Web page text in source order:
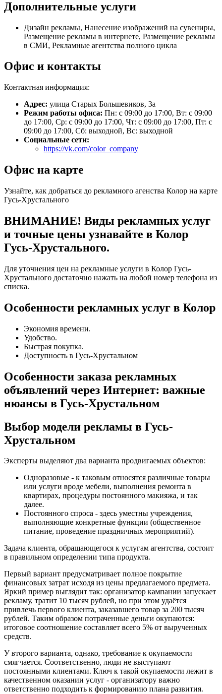
Дополнительные услуги
Дизайн рекламы, Нанесение изображений на сувениры,
Размещение рекламы в интернете, Размещение рекламы
в СМИ, Рекламные агентства полного цикла
Офис и контакты
Контактная информация:
Адрес: улица Старых Большевиков, 3а
Режим работы офиса: Пн: с 09:00 до 17:00, Вт: с 09:00
до 17:00, Ср: с 09:00 до 17:00, Чт: с 09:00 до 17:00, Пт: с
09:00 до 17:00, Сб: выходной, Вс: выходной
Социальные сети:
https://vk.com/color_company
Офис на карте
Узнайте, как добраться до рекламного агенства Колор на карте
Гусь-Хрустального
ВНИМАНИЕ! Виды рекламных услуг
и точные цены узнавайте в Колор
Гусь-Хрустального.
Для уточнения цен на рекламные услуги в Колор Гусь-
Хрустального достаточно нажать на любой номер телефона из
списка.
Особенности рекламных услуг в Колор
Экономия времени.
Удобство.
Быстрая покупка.
Доступность в Гусь-Хрустальном
Особенности заказа рекламных
объявлений через Интернет: важные
нюансы в Гусь-Хрустальном
Выбор модели рекламы в Гусь-
Хрустальном
Эксперты выделяют два варианта продвигаемых объектов:
Одноразовые - к таковым относятся различные товары
или услуги вроде мебели, выполнения ремонта в
квартирах, процедуры постоянного макияжа, и так
далее.
Постоянного спроса - здесь уместны учреждения,
выполняющие конкретные функции (общественное
питание, проведение праздничных мероприятий).
Задача клиента, обращающегося к услугам агентства, состоит
в правильном определении типа продукта.
Первый вариант предусматривает полное покрытие
финансовых затрат исходя из цены предлагаемого предмета.
Яркий пример выглядит так: организатор кампании запускает
рекламу, тратит 10 тысяч рублей, но при этом удаётся
привлечь первого клиента, заказавшего товар за 200 тысяч
рублей. Таким образом потраченные деньги окупаются:
итоговое соотношение составляет всего 5% от вырученных
средств.
У второго варианта, однако, требование к окупаемости
смягчается. Соответственно, люди не выступают
постоянными клиентами. Ключ к такой окупаемости лежит в
качественном оказании услуг - организатору важно
ответственно подходить к формированию плана развития.